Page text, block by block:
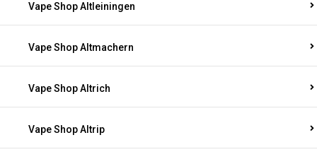
Vape Shop Altleiningen
Vape Shop Altmachern
Vape Shop Altrich
Vape Shop Altrip